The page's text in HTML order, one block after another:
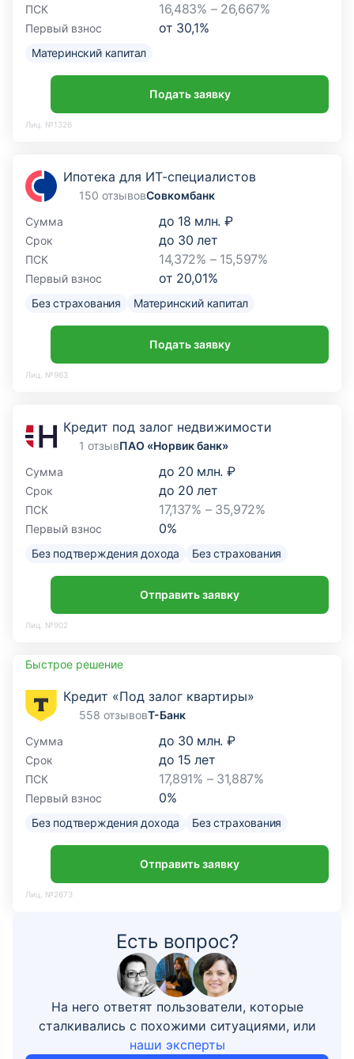
ПСК 16,483% – 26,667%
Первый взнос от 30,1%
Материнский капитал
Подать заявку
Лиц. №1326
Ипотека для ИТ-специалистов
150 отзывовСовкомбанк
Сумма
до 18 млн. ₽
Срок до 30 лет
ПСК 14,372% – 15,597%
Первый взнос от 20,01%
Без страхования Материнский капитал
Подать заявку
Лиц. №963
Кредит под залог недвижимости
1 отзывПАО «Норвик банк»
Сумма
до 20 млн. ₽
Срок до 20 лет
ПСК 17,137% – 35,972%
Первый взнос 0%
Без подтверждения дохода Без страхования
Отправить заявку
Лиц. №902
Быстрое решение
Кредит «Под залог квартиры»
558 отзывовТ-Банк
Сумма
до 30 млн. ₽
Срок до 15 лет
ПСК 17,891% – 31,887%
Первый взнос 0%
Без подтверждения дохода Без страхования
Отправить заявку
Лиц. №2673
Есть вопрос?
На него ответят пользователи, которые
сталкивались с похожими ситуациями, или
наши эксперты